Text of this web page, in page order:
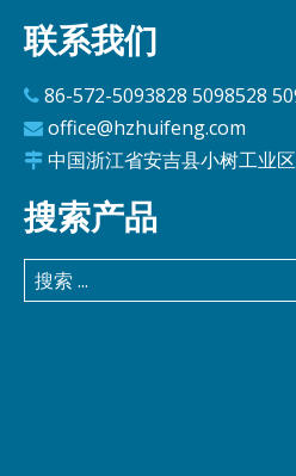
联系我们
 86-572-5093828 5098528
 office@hzhuifeng.com
 中国浙江省安吉县小树工业区
搜索产品